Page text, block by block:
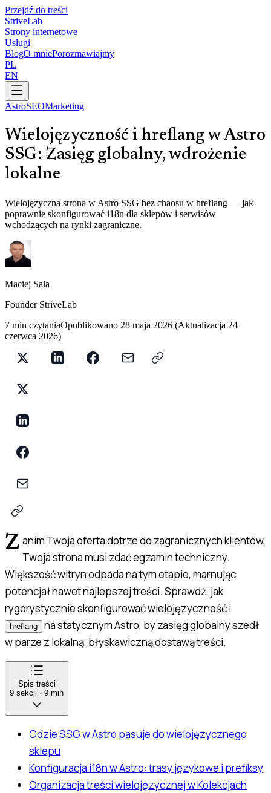
Przejdź do treści
StriveLab
Strony internetowe
Usługi
BlogO mniePorozmawiajmy
PL
EN
AstroSEOMarketing
Wielojęzyczność i hreflang w Astro
SSG: Zasięg globalny, wdrożenie
lokalne
Wielojęzyczna strona w Astro SSG bez chaosu w hreflang — jak
poprawnie skonfigurować i18n dla sklepów i serwisów
wchodzących na rynki zagraniczne.
Maciej Sala
Founder StriveLab
7 min czytaniaOpublikowano 28 maja 2026 (Aktualizacja 24
czerwca 2026)
Z anim Twoja oferta dotrze do zagranicznych klientów,
Twoja strona musi zdać egzamin techniczny.
Większość witryn odpada na tym etapie, marnując
potencjał nawet najlepszej treści. Sprawdź, jak
rygorystycznie skonfigurować wielojęzyczność i
hreflang
na statycznym Astro, by zasięg globalny szedł
w parze z lokalną, błyskawiczną dostawą treści.
Spis treści
9 sekcji · 9 min
Gdzie SSG w Astro pasuje do wielojęzycznego
sklepu
Konfiguracja i18n w Astro: trasy językowe i prefiksy
Organizacja treści wielojęzycznej w Kolekcjach